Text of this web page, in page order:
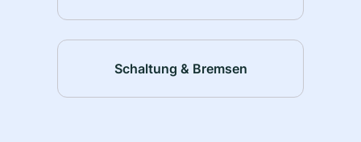
Schaltung & Bremsen